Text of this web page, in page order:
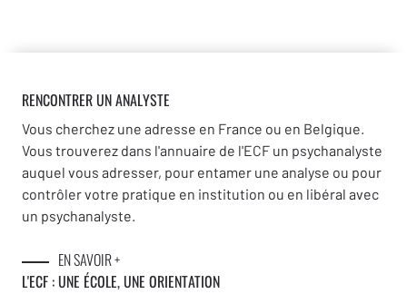
RENCONTRER UN ANALYSTE
Vous cherchez une adresse en France ou en Belgique.
Vous trouverez dans l'annuaire de l'ECF un psychanalyste
auquel vous adresser, pour entamer une analyse ou pour
contrôler votre pratique en institution ou en libéral avec
un psychanalyste.
EN SAVOIR +
L'ECF : UNE ÉCOLE, UNE ORIENTATION